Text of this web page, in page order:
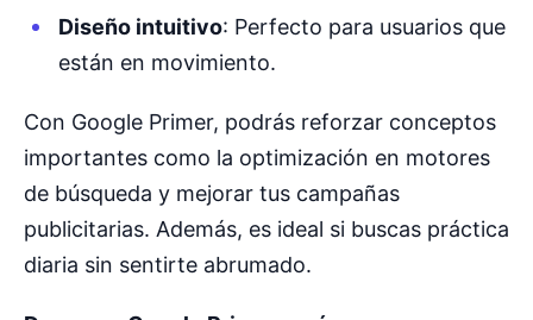
Diseño intuitivo: Perfecto para usuarios que
están en movimiento.
Con Google Primer, podrás reforzar conceptos
importantes como la optimización en motores
de búsqueda y mejorar tus campañas
publicitarias. Además, es ideal si buscas práctica
diaria sin sentirte abrumado.